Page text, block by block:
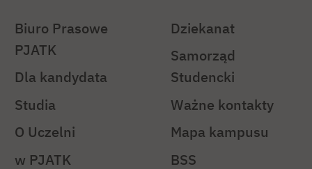
Biuro Prasowe
PJATK
Dla kandydata
Studia
O Uczelni
w PJATK
Dziekanat
Samorząd
Studencki
Ważne kontakty
Mapa kampusu
BSS